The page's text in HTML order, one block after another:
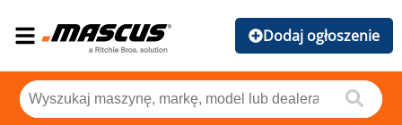
Dodaj ogłoszenie